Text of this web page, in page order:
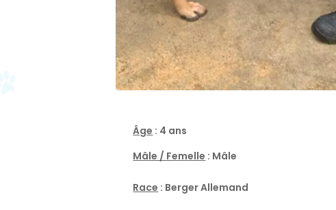
Âge : 4 ans
Mâle / Femelle : Mâle
Race : Berger Allemand